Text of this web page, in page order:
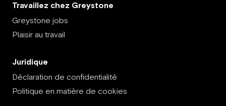
Travaillez chez Greystone
Greystone jobs
Plaisir au travail
Juridique
Déclaration de confidentialité
Politique en matière de cookies